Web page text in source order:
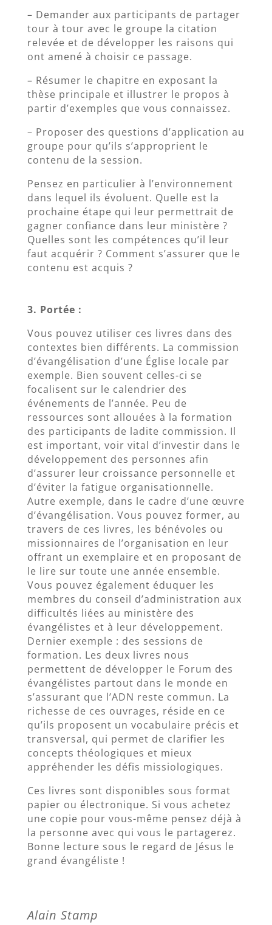
– Demander aux participants de partager
tour à tour avec le groupe la citation
relevée et de développer les raisons qui
ont amené à choisir ce passage.
– Résumer le chapitre en exposant la
thèse principale et illustrer le propos à
partir d’exemples que vous connaissez.
– Proposer des questions d’application au
groupe pour qu’ils s’approprient le
contenu de la session.
Pensez en particulier à l’environnement
dans lequel ils évoluent. Quelle est la
prochaine étape qui leur permettrait de
gagner confiance dans leur ministère ?
Quelles sont les compétences qu’il leur
faut acquérir ? Comment s’assurer que le
contenu est acquis ?
3. Portée :
Vous pouvez utiliser ces livres dans des
contextes bien différents. La commission
d’évangélisation d’une Église locale par
exemple. Bien souvent celles-ci se
focalisent sur le calendrier des
événements de l’année. Peu de
ressources sont allouées à la formation
des participants de ladite commission. Il
est important, voir vital d’investir dans le
développement des personnes afin
d’assurer leur croissance personnelle et
d’éviter la fatigue organisationnelle.
Autre exemple, dans le cadre d’une œuvre
d’évangélisation. Vous pouvez former, au
travers de ces livres, les bénévoles ou
missionnaires de l’organisation en leur
offrant un exemplaire et en proposant de
le lire sur toute une année ensemble.
Vous pouvez également éduquer les
membres du conseil d’administration aux
difficultés liées au ministère des
évangélistes et à leur développement.
Dernier exemple : des sessions de
formation. Les deux livres nous
permettent de développer le Forum des
évangélistes partout dans le monde en
s’assurant que l’ADN reste commun. La
richesse de ces ouvrages, réside en ce
qu’ils proposent un vocabulaire précis et
transversal, qui permet de clarifier les
concepts théologiques et mieux
appréhender les défis missiologiques.
Ces livres sont disponibles sous format
papier ou électronique. Si vous achetez
une copie pour vous-même pensez déjà à
la personne avec qui vous le partagerez.
Bonne lecture sous le regard de Jésus le
grand évangéliste !
Alain Stamp